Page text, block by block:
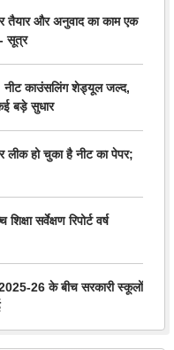
और अनुवाद का काम एक
सूत्र
काउंसलिंग शेड्यूल जल्द,
बड़े सुधार
हो चुका है नीट का पेपर;
सर्वेक्षण रिपोर्ट वर्ष
26 के बीच सरकारी स्कूलों